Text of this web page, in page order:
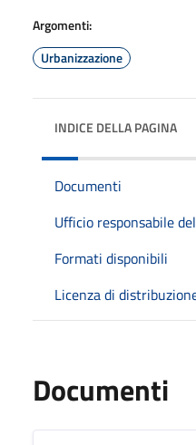
Argomenti:
Urbanizzazione
INDICE DELLA PAGINA
Documenti
Ufficio responsabile
Formati disponibili
Licenza di
Documenti